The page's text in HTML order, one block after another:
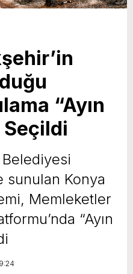
“Ayın
Seçildi
sunulan Konya
Memleketler
“Ayın